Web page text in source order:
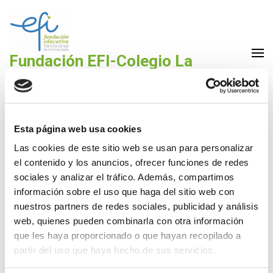
Esta página web usa cookies
Las cookies de este sitio web se usan para personalizar
el contenido y los anuncios, ofrecer funciones de redes
sociales y analizar el tráfico. Además, compartimos
información sobre el uso que haga del sitio web con
nuestros partners de redes sociales, publicidad y análisis
web, quienes pueden combinarla con otra información
que les haya proporcionado o que hayan recopilado a
partir del uso que haya hecho de sus servicios.
contenido
(presiona
tecla
Intro)
Fundación EFI-Colegio La
Purísima Alzira
Fundación Educativa Franciscanas de la Inmaculada
Visita presencial al Colegio
La Purísima
Días 11, 12 y 13 de abril de 15:15h a 16:15h: Rellenar
el Formulario de reserva